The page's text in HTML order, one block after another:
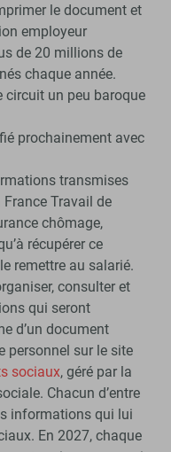
le document et
employeur
de 20 millions de
chaque année.
circuit un peu baroque
prochainement avec
transmises
Travail de
chômage,
récupérer ce
remettre au salarié.
consulter et
qui seront
d’un document
personnel sur le site
sociaux, géré par la
Chacun d’entre
informations qui lui
En 2027, chaque